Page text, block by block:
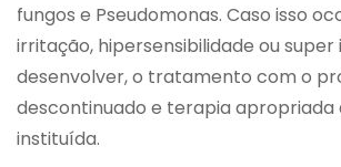
fungos e Pseudomonas. Caso isso
irritação, hipersensibilidade ou super
desenvolver, o tratamento com o
descontinuado e terapia apropriada
instituída.